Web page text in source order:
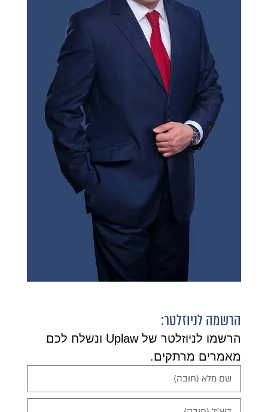
הרשמה לניוזלטר:
הרשמו לניוזלטר של Uplaw ונשלח לכם
מאמרים מרתקים.